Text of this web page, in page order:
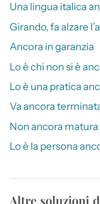
Una lingua italica
Girando, fa alzare
Ancora in garanzia
Lo è chi non si è
Lo è una pratica
Va ancora
Non ancora matura
Lo è la persona
Altre soluzioni